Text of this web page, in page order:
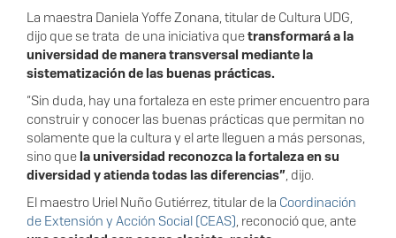
La maestra Daniela Yoffe Zonana, titular de Cultura UDG,
dijo que se trata de una iniciativa quetransformará a la
universidad de manera transversal mediante la
sistematización de las buenas prácticas.
“Sin duda, hay una fortaleza en este primer encuentro para
construir y conocer las buenas prácticas que permitan no
solamente que la cultura y el arte lleguen a más personas,
sino que la universidad reconozca la fortaleza en su
diversidad y atienda todas las diferencias”, dijo.
El maestro Uriel Nuño Gutiérrez, titular de la Coordinación
de Extensión y Acción Social (CEAS), reconoció que, ante